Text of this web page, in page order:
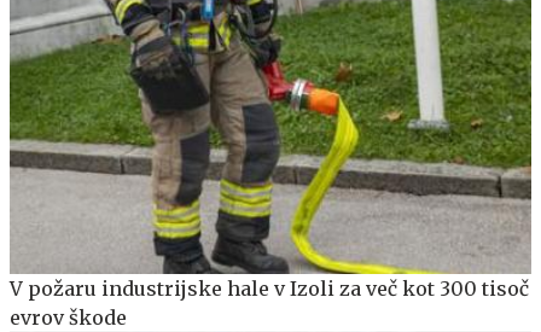
V požaru industrijske hale v Izoli za več kot 300 tisoč
evrov škode